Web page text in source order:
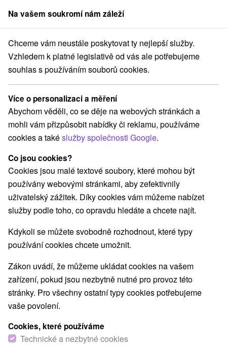
člen skupinySorger
Východné Slovensko Košický kraj Mlynky Chata Samko Mlynky
Chata Samko Mlynky
Mlynky
REZERVACE A VÝBĚR POBYTU
Kontaktujte přímo ubytovatele.
Navigovat do místa
O ZAŘÍZENÍ VYBAVENÍ
Na vašem soukromí nám záleží
Chceme vám neustále poskytovat ty nejlepší služby.
Vzhledem k platné legislativě od vás ale potřebujeme
souhlas s používáním souborů cookies.
Více o personalizaci a měření
Abychom věděli, co se děje na webových stránkách a
mohli vám přizpůsobit nabídky či reklamu, používáme
cookies a takéslužby společnosti Google.
Co jsou cookies?
Cookies jsou malé textové soubory, které mohou být
používány webovými stránkami, aby zefektivnily
uživatelský zážitek. Díky cookies vám můžeme nabízet
služby podle toho, co opravdu hledáte a chcete najít.
Kdykoli se můžete svobodně rozhodnout, které typy
používání cookies chcete umožnit.
Zákon uvádí, že můžeme ukládat cookies na vašem
zařízení, pokud jsou nezbytně nutné pro provoz této
stránky. Pro všechny ostatní typy cookies potřebujeme
vaše povolení.
Cookies, které používáme
Technické a nezbytné cookies